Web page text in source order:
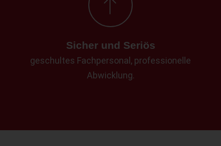
Sicher und Seriös
geschultes Fachpersonal, professionelle
Abwicklung.